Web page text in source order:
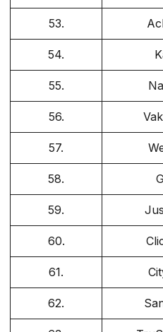
53.
54.
55.
56.
57.
58.
59.
60.
61.
62.